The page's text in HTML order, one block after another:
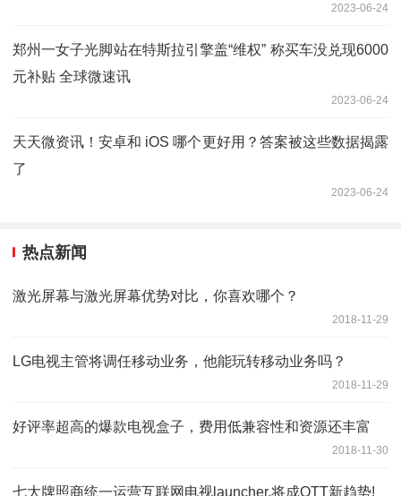
2023-06-24
郑州一女子光脚站在特斯拉引擎盖“维权” 称买车没兑现6000
元补贴 全球微速讯
2023-06-24
天天微资讯！安卓和 iOS 哪个更好用？答案被这些数据揭露
了
2023-06-24
热点新闻
激光屏幕与激光屏幕优势对比，你喜欢哪个？
2018-11-29
LG电视主管将调任移动业务，他能玩转移动业务吗？
2018-11-29
好评率超高的爆款电视盒子，费用低兼容性和资源还丰富
2018-11-30
七大牌照商统一运营互联网电视launcher,将成OTT新趋势!